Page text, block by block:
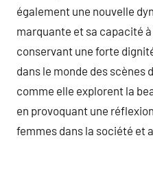
également une nouvelle
marquante et sa capacité
conservant une forte
dans le monde des scènes
comme elle explorent la
en provoquant une
femmes dans la société et